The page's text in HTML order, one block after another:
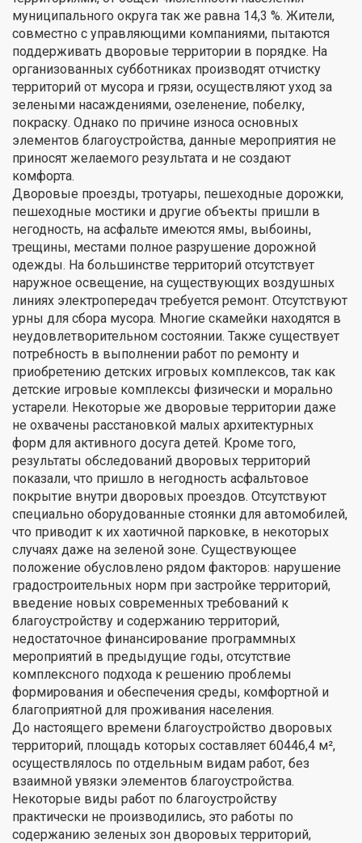
муниципального округа так же равна 14,3 %. Жители,
совместно с управляющими компаниями, пытаются
поддерживать дворовые территории в порядке. На
организованных субботниках производят отчистку
территорий от мусора и грязи, осуществляют уход за
зелеными насаждениями, озеленение, побелку,
покраску. Однако по причине износа основных
элементов благоустройства, данные мероприятия не
приносят желаемого результата и не создают
комфорта.
Дворовые проезды, тротуары, пешеходные дорожки,
пешеходные мостики и другие объекты пришли в
негодность, на асфальте имеются ямы, выбоины,
трещины, местами полное разрушение дорожной
одежды. На большинстве территорий отсутствует
наружное освещение, на существующих воздушных
линиях электропередач требуется ремонт. Отсутствуют
урны для сбора мусора. Многие скамейки находятся в
неудовлетворительном состоянии. Также существует
потребность в выполнении работ по ремонту и
приобретению детских игровых комплексов, так как
детские игровые комплексы физически и морально
устарели. Некоторые же дворовые территории даже
не охвачены расстановкой малых архитектурных
форм для активного досуга детей. Кроме того,
результаты обследований дворовых территорий
показали, что пришло в негодность асфальтовое
покрытие внутри дворовых проездов. Отсутствуют
специально оборудованные стоянки для автомобилей,
что приводит к их хаотичной парковке, в некоторых
случаях даже на зеленой зоне. Существующее
положение обусловлено рядом факторов: нарушение
градостроительных норм при застройке территорий,
введение новых современных требований к
благоустройству и содержанию территорий,
недостаточное финансирование программных
мероприятий в предыдущие годы, отсутствие
комплексного подхода к решению проблемы
формирования и обеспечения среды, комфортной и
благоприятной для проживания населения.
До настоящего времени благоустройство дворовых
территорий, площадь которых составляет 60446,4 м²,
осуществлялось по отдельным видам работ, без
взаимной увязки элементов благоустройства.
Некоторые виды работ по благоустройству
практически не производились, это работы по
содержанию зеленых зон дворовых территорий,